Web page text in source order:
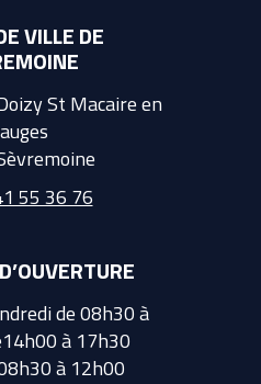
VILLE DE
St Macaire en
55 36 76
de 08h30 à
à 17h30
à 12h00